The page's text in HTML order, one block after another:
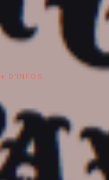
+ D'INFOS